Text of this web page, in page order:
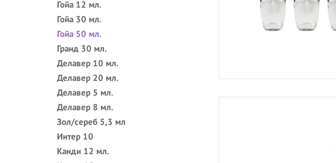
Гойа 12 мл.
Гойа 30 мл.
Гойа 50 мл.
Гранд 30 мл.
Делавер 10 мл.
Делавер 20 мл.
Делавер 5 мл.
Делавер 8 мл.
Зол/сереб 5,3 мл
Интер 10
Канди 12 мл.